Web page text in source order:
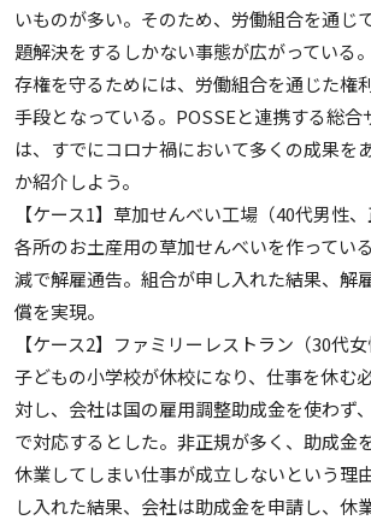
いものが多い。そのため、労働組合を通じ
題解決をするしかない事態が広がっている
存権を守るためには、労働組合を通じた権
手段となっている。POSSEと連携する総合
は、すでにコロナ禍において多くの成果を
か紹介しよう。
【ケース1】草加せんべい工場（40代男性、
各所のお土産用の草加せんべいを作ってい
減で解雇通告。組合が申し入れた結果、解
償を実現。
【ケース2】ファミリーレストラン（30代女
子どもの小学校が休校になり、仕事を休む
対し、会社は国の雇用調整助成金を使わず
で対応するとした。非正規が多く、助成金
休業してしまい仕事が成立しないという理
し入れた結果、会社は助成金を申請し、休